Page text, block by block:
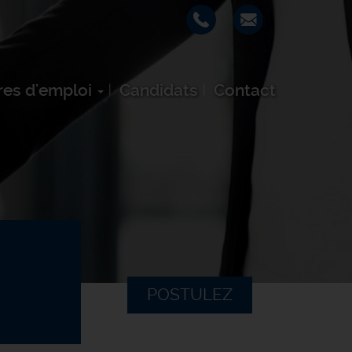
d'emploi Candidats Contact
POSTULEZ